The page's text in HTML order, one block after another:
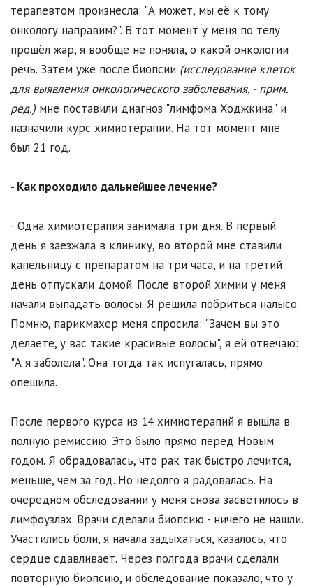
терапевтом произнесла: "А может, мы её к тому
онкологу направим?". В тот момент у меня по телу
прошёл жар, я вообще не поняла, о какой онкологии
речь. Затем уже после биопсии (исследование клеток
для выявления онкологического заболевания, - прим.
ред.)мне поставили диагноз "лимфома Ходжкина" и
назначили курс химиотерапии. На тот момент мне
был 21 год.
- Как проходило дальнейшее лечение?
- Одна химиотерапия занимала три дня. В первый
день я заезжала в клинику, во второй мне ставили
капельницу с препаратом на три часа, и на третий
день отпускали домой. После второй химии у меня
начали выпадать волосы. Я решила побриться налысо.
Помню, парикмахер меня спросила: "Зачем вы это
делаете, у вас такие красивые волосы", я ей отвечаю:
"А я заболела". Она тогда так испугалась, прямо
опешила.
После первого курса из 14 химиотерапий я вышла в
полную ремиссию. Это было прямо перед Новым
годом. Я обрадовалась, что рак так быстро лечится,
меньше, чем за год. Но недолго я радовалась. На
очередном обследовании у меня снова засветилось в
лимфоузлах. Врачи сделали биопсию - ничего не нашли.
Участились боли, я начала задыхаться, казалось, что
сердце сдавливает. Через полгода врачи сделали
повторную биопсию, и обследование показало, что у